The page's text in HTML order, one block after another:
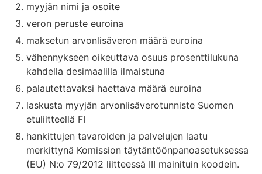
myyjän nimi ja osoite
veron peruste euroina
maksetun arvonlisäveron määrä euroina
vähennykseen oikeuttava osuus prosenttilukuna
kahdella desimaalilla ilmaistuna
palautettavaksi haettava määrä euroina
laskusta myyjän arvonlisäverotunniste Suomen
etuliitteellä FI
hankittujen tavaroiden ja palvelujen laatu
merkittynä Komission täytäntöönpanoasetuksessa
(EU) N:o 79/2012 liitteessä III mainituin koodein.